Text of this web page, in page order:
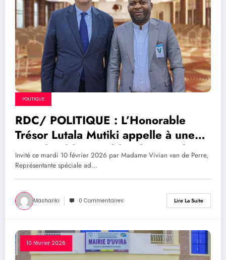
POLITIQUE
RDC/ POLITIQUE : L’Honorable
Trésor Lutala Mutiki appelle à une
paix durable sans blanchiment des
crimes
Invité ce mardi 10 février 2026 par Madame Vivian van de Perre,
Représentante spéciale ad…
Mashariki 0 Commentaires Lire La Suite
10 février 2026